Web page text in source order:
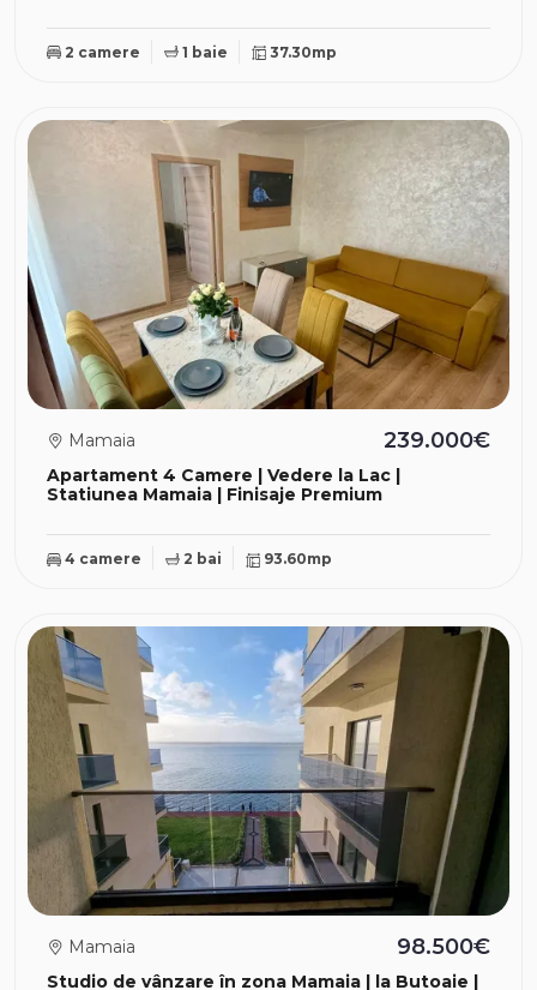
2 camere 1 baie 37.30mp
Apartament 4 Camere | Vedere la Lac |
Statiunea Mamaia | Finisaje Premium
Mamaia 239.000€
4 camere 2 bai 93.60mp
Studio de vânzare în zona Mamaia | la Butoaie |
Mamaia 98.500€